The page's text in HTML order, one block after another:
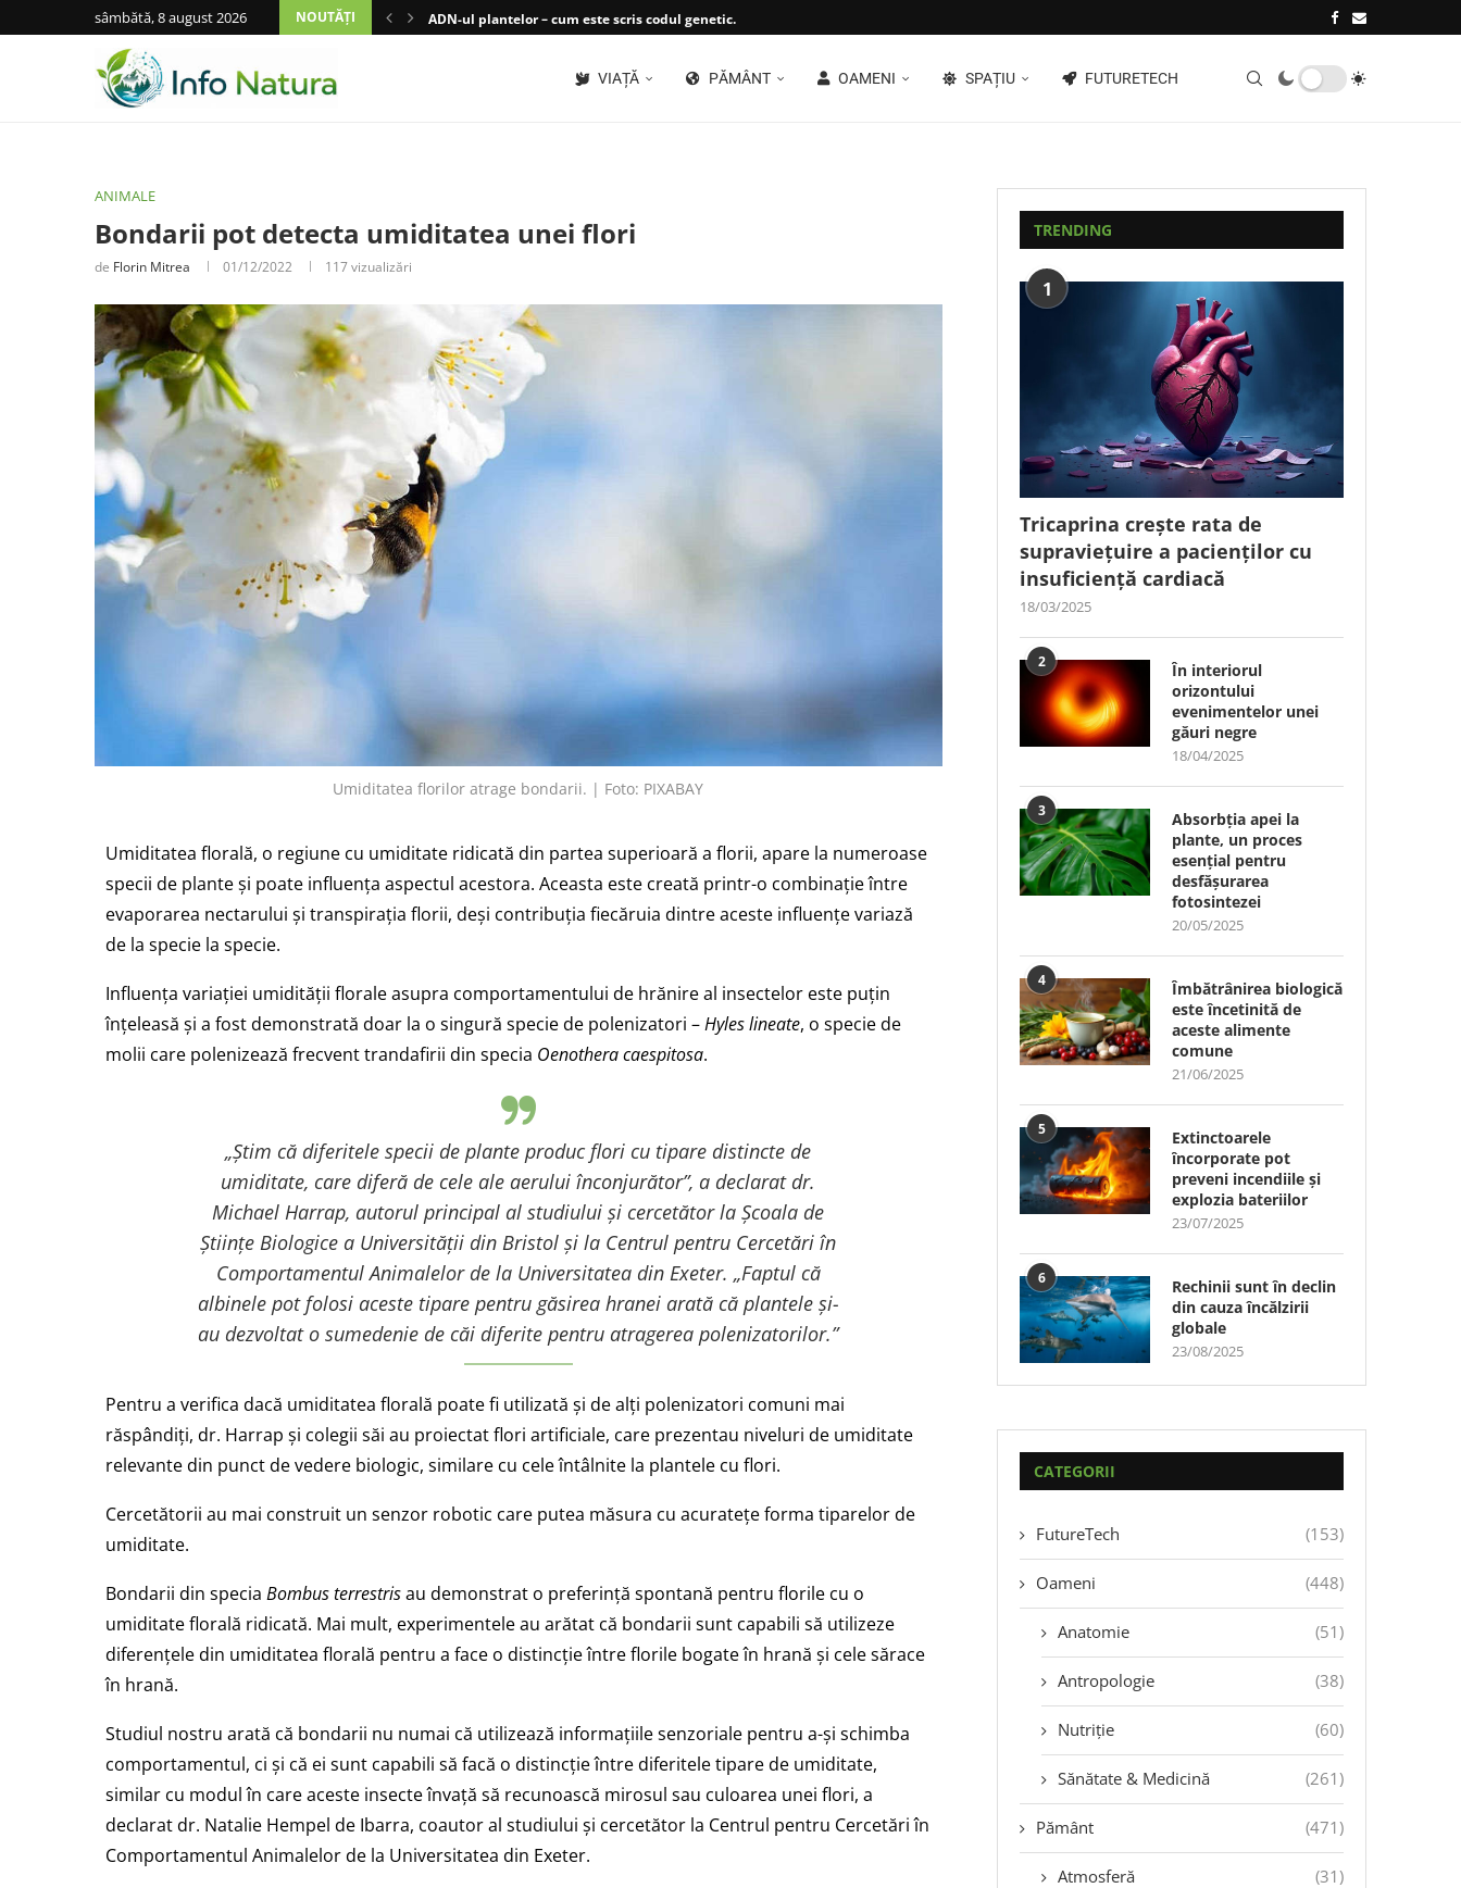
sâmbătă, 8 august 2026 NOUTĂȚI ADN-ul plantelor – cum este scris codul genetic...
VIAȚĂ PĂMÂNT OAMENI SPAȚIU FUTURETECH
ANIMALE
Bondarii pot detecta umiditatea unei flori
de Florin Mitrea 01/12/2022 117vizualizări
Umiditatea florilor atrage bondarii. | Foto: PIXABAY
Umiditatea florală, o regiune cu umiditate ridicată din partea superioară a florii, apare la numeroase
specii de plante și poate influența aspectul acestora. Aceasta este creată printr-o combinație între
evaporarea nectarului și transpirația florii, deși contribuția fiecăruia dintre aceste influențe variază
de la specie la specie.
Influența variației umidității florale asupra comportamentului de hrănire al insectelor este puțin
înțeleasă și a fost demonstrată doar la o singură specie de polenizatori –Hyles lineate, o specie de
molii care polenizează frecvent trandafirii din specia Oenothera caespitosa.
„Știm că diferitele specii de plante produc flori cu tipare distincte de
umiditate, care diferă de cele ale aerului înconjurător”, a declarat dr.
Michael Harrap, autorul principal al studiului și cercetător la Școala de
Științe Biologice a Universității din Bristol și la Centrul pentru Cercetări în
Comportamentul Animalelor de la Universitatea din Exeter. „Faptul că
albinele pot folosi aceste tipare pentru găsirea hranei arată că plantele și-
au dezvoltat o sumedenie de căi diferite pentru atragerea polenizatorilor.”
Pentru a verifica dacă umiditatea florală poate fi utilizată și de alți polenizatori comuni mai
răspândiți, dr. Harrap și colegii săi au proiectat flori artificiale, care prezentau niveluri de umiditate
relevante din punct de vedere biologic, similare cu cele întâlnite la plantele cu flori.
Cercetătorii au mai construit un senzor robotic care putea măsura cu acuratețe forma tiparelor de
umiditate.
Bondarii din specia Bombus terrestrisau demonstrat o preferință spontană pentru florile cu o
umiditate florală ridicată. Mai mult, experimentele au arătat că bondarii sunt capabili să utilizeze
diferențele din umiditatea florală pentru a face o distincție între florile bogate în hrană și cele sărace
în hrană.
Studiul nostru arată că bondarii nu numai că utilizează informațiile senzoriale pentru a-și schimba
comportamentul, ci și că ei sunt capabili să facă o distincție între diferitele tipare de umiditate,
similar cu modul în care aceste insecte învață să recunoască mirosul sau culoarea unei flori, a
declarat dr. Natalie Hempel de Ibarra, coautor al studiului și cercetător la Centrul pentru Cercetări în
Comportamentul Animalelor de la Universitatea din Exeter.
TRENDING
1
Tricaprina crește rata de
supraviețuire a pacienților cu
insuficiență cardiacă
18/03/2025
2
În interiorul
orizontului
evenimentelor unei
găuri negre
18/04/2025
3
Absorbția apei la
plante, un proces
esențial pentru
desfășurarea
fotosintezei
20/05/2025
4
Îmbătrânirea biologică
este încetinită de
aceste alimente
comune
21/06/2025
5
Extinctoarele
încorporate pot
preveni incendiile și
explozia bateriilor
23/07/2025
6
Rechinii sunt în declin
din cauza încălzirii
globale
23/08/2025
CATEGORII
FutureTech (153)
Oameni (448)
Anatomie (51)
Antropologie (38)
Nutriție (60)
Sănătate & Medicină (261)
Pământ (471)
Atmosferă (31)